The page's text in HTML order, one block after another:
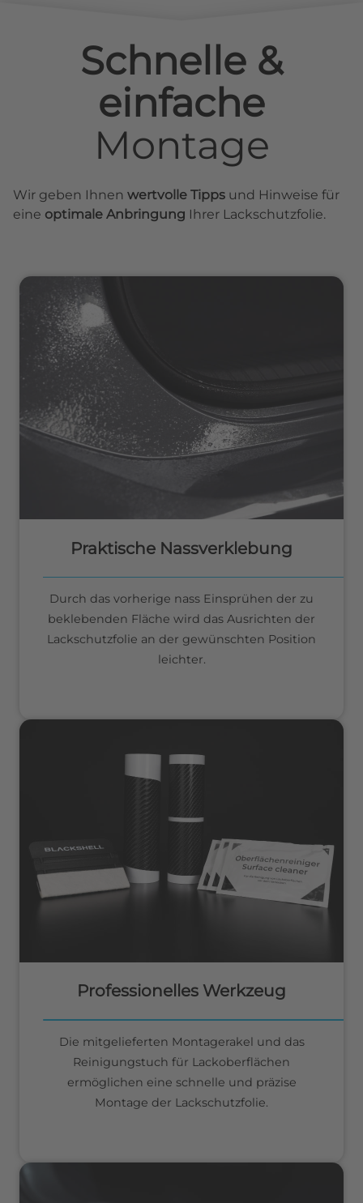
Schnelle &
einfache
Montage
Wir geben Ihnen wertvolle Tipps und Hinweise für
eine optimale Anbringung Ihrer Lackschutzfolie.
Praktische Nassverklebung
Durch das vorherige nass Einsprühen der zu
beklebenden Fläche wird das Ausrichten der
Lackschutzfolie an der gewünschten Position
leichter.
Professionelles Werkzeug
Die mitgelieferten Montagerakel und das
Reinigungstuch für Lackoberflächen
ermöglichen eine schnelle und präzise
Montage der Lackschutzfolie.